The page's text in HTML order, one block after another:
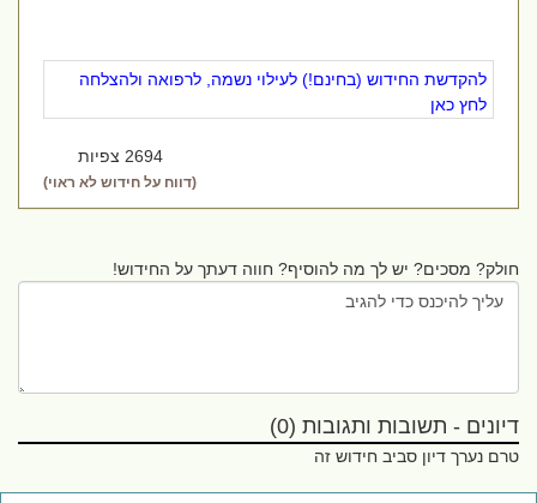
להקדשת החידוש (בחינם!) לעילוי נשמה, לרפואה ולהצלחה
לחץ כאן
2694 צפיות
(דווח על חידוש לא ראוי)
חולק? מסכים? יש לך מה להוסיף? חווה דעתך על החידוש!
דיונים - תשובות ותגובות (0)
טרם נערך דיון סביב חידוש זה